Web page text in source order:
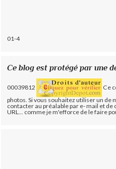
01-4
Ce blog est protégé par une
00039812
Ce
photos. Si vous souhaitez utiliser un de
contacter au préalable par e- mail et
URL... comme je m'efforce de le faire